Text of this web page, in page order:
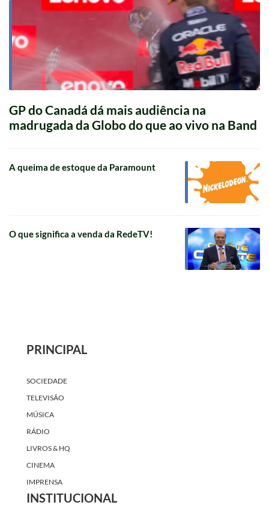
GP do Canadá dá mais audiência na
madrugada da Globo do que ao vivo na Band
A queima de estoque da Paramount
O que significa a venda da RedeTV!
PRINCIPAL
SOCIEDADE
TELEVISÃO
MÚSICA
RÁDIO
LIVROS & HQ
CINEMA
IMPRENSA
INSTITUCIONAL